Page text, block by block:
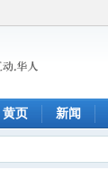
黄页 新闻